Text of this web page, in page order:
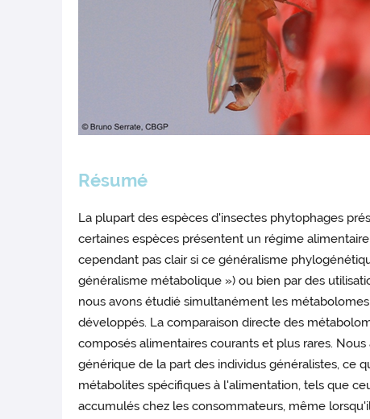
Résumé
La plupart des espèces d'insectes phytophages
certaines espèces présentent un régime
cependant pas clair si ce généralisme
généralisme métabolique ») ou bien par des
nous avons étudié simultanément les
développés. La comparaison directe des
composés alimentaires courants et plus rares.
générique de la part des individus généralistes, ce
métabolites spécifiques à l'alimentation, tels que
accumulés chez les consommateurs, même